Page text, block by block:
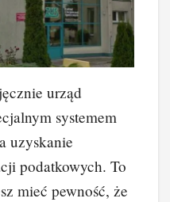
urząd
systemem
uzyskanie
podatkowych. To
mieć pewność, że